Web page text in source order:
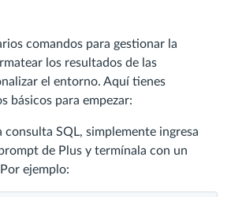
comandos para gestionar la
los resultados de las
el entorno. Aquí tienes
básicos para empezar:
consulta SQL, simplemente ingresa
de Plus y termínala con un
ejemplo: